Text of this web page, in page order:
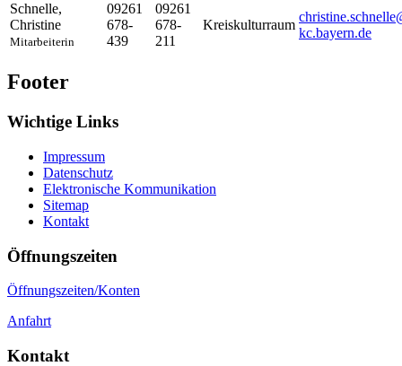
Schnelle,
Christine
Mitarbeiterin
09261
678-
439
09261
678-
211
Kreiskulturraum
kc.bayern.de
Footer
Wichtige Links
Impressum
Datenschutz
Elektronische Kommunikation
Sitemap
Kontakt
Öffnungszeiten
Öffnungszeiten/Konten
Anfahrt
Kontakt